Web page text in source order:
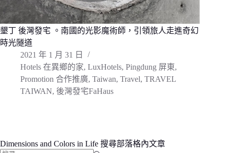
墾丁 後灣發宅 。南國的光影魔術師，引領旅人走進奇幻
時光隧道
2021 年 1 月 31 日
Hotels 在異鄉的家, LuxHotels, Pingdung 屏東,
Promotion 合作推廣, Taiwan, Travel, TRAVEL
TAIWAN, 後灣發宅FaHaus
Dimensions and Colors in Life 搜尋部落格內文章